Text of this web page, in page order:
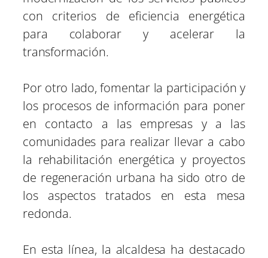
con criterios de eficiencia energética
para colaborar y acelerar la
transformación.
Por otro lado, fomentar la participación y
los procesos de información para poner
en contacto a las empresas y a las
comunidades para realizar llevar a cabo
la rehabilitación energética y proyectos
de regeneración urbana ha sido otro de
los aspectos tratados en esta mesa
redonda.
En esta línea, la alcaldesa ha destacado